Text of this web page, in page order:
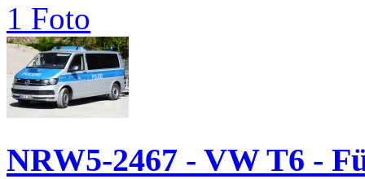
1 Foto
NRW5-2467 - VW T6 -